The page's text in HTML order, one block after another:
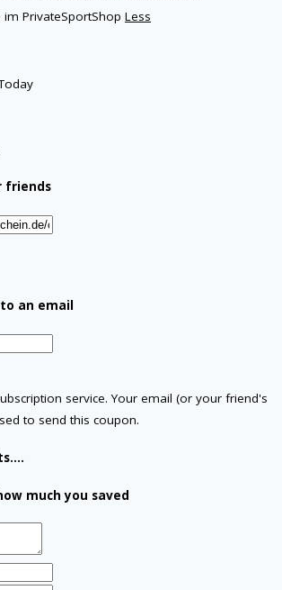
im PrivateSportShop Less
friends
an email
service. Your email (or your friend's
to send this coupon.
much you saved